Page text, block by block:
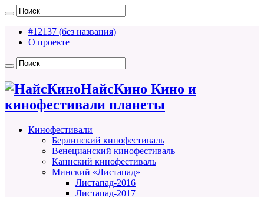
#12137 (без названия)
О проекте
НайсКино Кино и
кинофестивали планеты
Кинофестивали
Берлинский кинофестиваль
Венецианский кинофестиваль
Каннский кинофестиваль
Минский «Листапад»
Листапад-2016
Листапад-2017